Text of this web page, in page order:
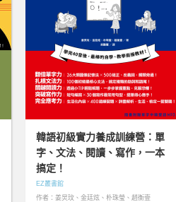
韓語初級實力養成訓練營：單
字、文法、閱讀、寫作，一本
搞定！
EZ叢書館
作者：姜炅玟、金廷炫、朴珠瑩、趙衡壹